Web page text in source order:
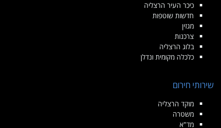
כיכר העיר הרצליה
חדשות שוטפות
מגזין
צרכנות
בלוג הרצליה
כלכלה מקומית ונדלן
שירותי חירום
מוקד הרצליה
משטרה
מד"א